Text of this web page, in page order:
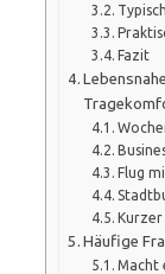
Fazit
Flug
Häufige
Macht